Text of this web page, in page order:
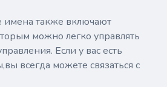
также включают
можно легко управлять
Если у вас есть
всегда можете связаться с